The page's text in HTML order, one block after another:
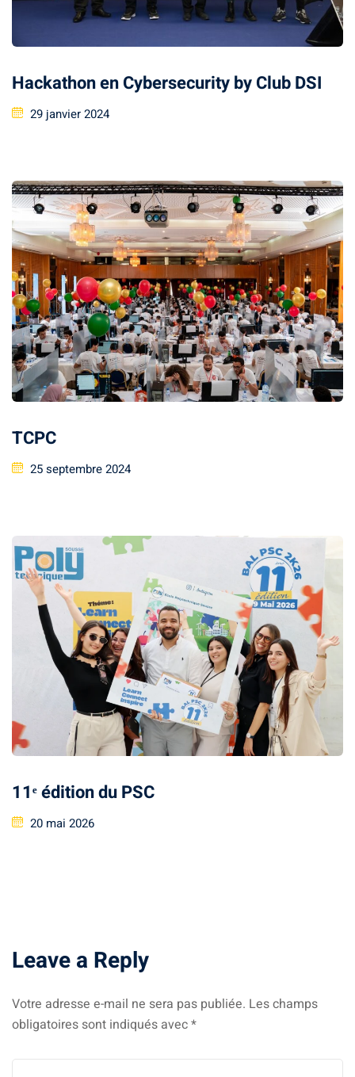
PFE
& intervention
Hackathon en Cybersecurity by Club DSI
29 janvier 2024
TCPC
25 septembre 2024
11ᵉ édition du PSC
20 mai 2026
Leave a Reply
Votre adresse e-mail ne sera pas publiée. Les champs
obligatoires sont indiqués avec*